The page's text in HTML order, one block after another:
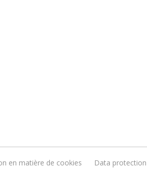
en matière de cookies Data